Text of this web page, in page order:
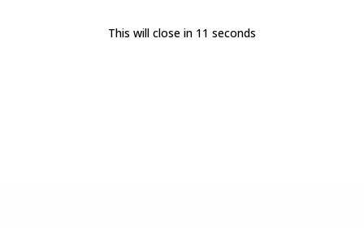
This will close in 11 seconds